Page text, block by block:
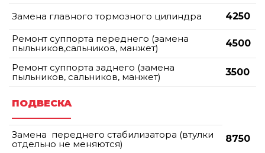
Замена главного тормозного цилиндра
4250
Ремонт суппорта переднего (замена
пыльников,сальников, манжет)
4500
Ремонт суппорта заднего (замена
пыльников, сальников, манжет)
3500
ПОДВЕСКА
Замена переднего стабилизатора (втулки
отдельно не меняются)
8750